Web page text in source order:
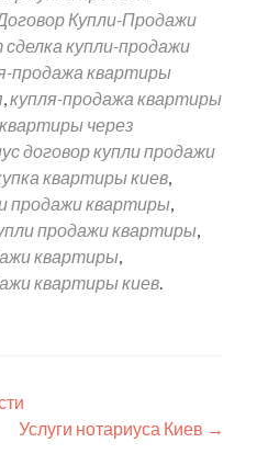
Купли-Продажи
купли-продажи
продажа квартиры
,купля-продажа квартиры
через
договор купли продажи
квартиры киев,
продажи квартиры,
продажи квартиры,
квартиры,
квартиры киев.
Услуги нотариуса Киев →